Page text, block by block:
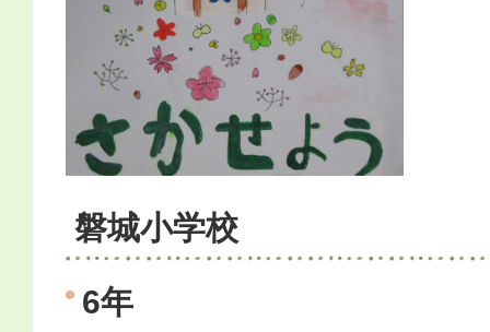
磐城小学校
6年